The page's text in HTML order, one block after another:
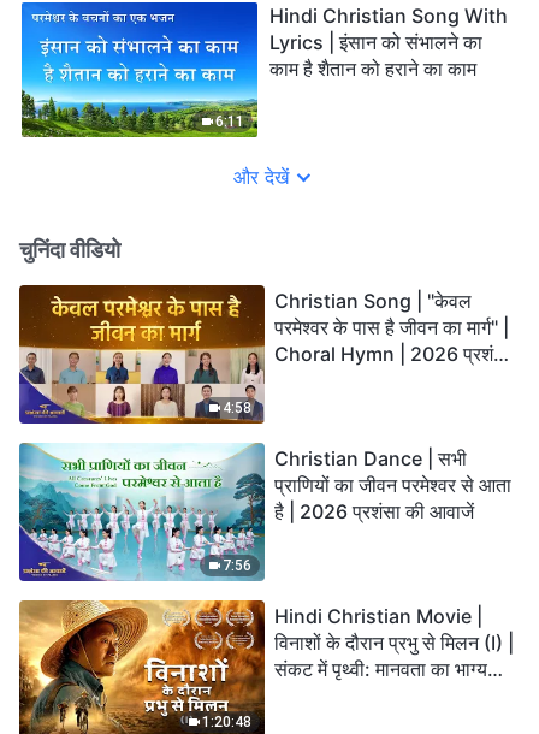
6:11
Hindi Christian Song With
Lyrics | इंसान को संभालने का
काम है शैतान को हराने का काम
और देखें
चुनिंदा वीडियो
4:58
Christian Song | "केवल
परमेश्वर के पास है जीवन का मार्ग" |
Choral Hymn | 2026 प्रशंसा
7:56
Christian Dance | सभी
प्राणियों का जीवन परमेश्वर से आता
है | 2026 प्रशंसा की आवाजें
1:20:48
Hindi Christian Movie |
विनाशों के दौरान प्रभु से मिलन (I) |
संकट में पृथ्वी: मानवता का भाग्य